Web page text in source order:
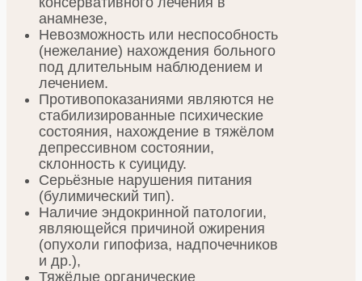
анамнезе,
Невозможность или неспособность
(нежелание) нахождения больного
под длительным наблюдением и
лечением.
Противопоказаниями являются не
стабилизированные психические
состояния, нахождение в тяжёлом
депрессивном состоянии,
склонность к суициду.
Серьёзные нарушения питания
(булимический тип).
Наличие эндокринной патологии,
являющейся причиной ожирения
(опухоли гипофиза, надпочечников
и др.),
Тяжёлые органические